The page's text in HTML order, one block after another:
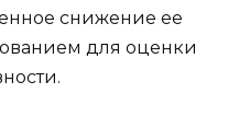
снижение ее
для оценки